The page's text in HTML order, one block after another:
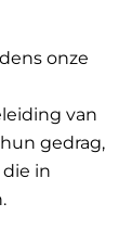
onze
van
gedrag,
in